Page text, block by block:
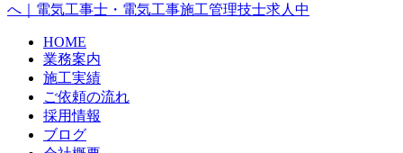
へ｜電気工事士・電気工事施工管理技士求人中
HOME
業務案内
施工実績
ご依頼の流れ
採用情報
ブログ